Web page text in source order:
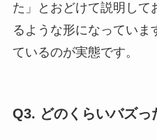
た」とおどけて説明して
るような形になっていま
ているのが実態です。
Q3. どのくらいバズっ